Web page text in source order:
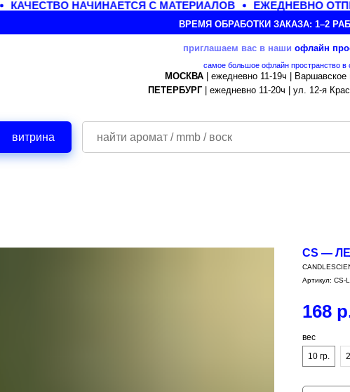
КАЧЕСТВО НАЧИНАЕТСЯ С МАТЕРИАЛОВ ЕЖЕДНЕВНО
ВРЕМЯ ОБРАБОТКИ ЗАКАЗА: 1–2
приглашаем вас в наши офлайн
самое большое офлайн пространство в
МОСКВА| ежедневно 11-19ч | Варшавское
ПЕТЕРБУРГ| ежедневно 11-20ч | ул. 12-я
витрина
CS —
Артикул: CS-
168
вес
10 гр.